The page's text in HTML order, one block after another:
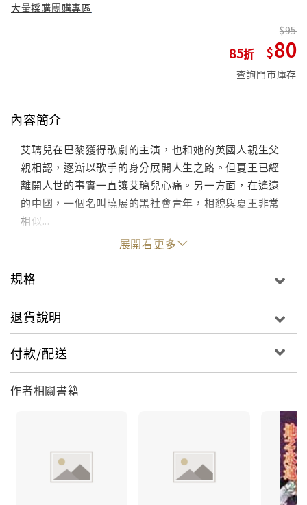
大量採購團購專區
85
95
80
查詢門市庫存
內容簡介
艾璃兒在巴黎獲得歌劇的主演，也和她的英國人親生父
親相認，逐漸以歌手的身分展開人生之路。但夏王已經
離開人世的事實一直讓艾璃兒心痛。另一方面，在遙遠
的中國，一個名叫曉展的黑社會青年，相貌與夏王非常
相似...
展開看更多
規格
退貨說明
付款/配送
作者相關書籍